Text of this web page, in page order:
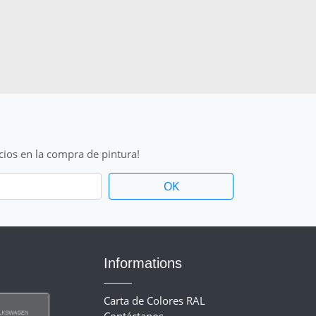
en la compra de pintura!
Informations
Carta de Colores RAL